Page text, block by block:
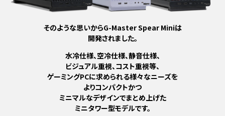
そのような思いからG-Master Spear Miniは
開発されました。
水冷仕様、空冷仕様、静音仕様、
ビジュアル重視、コスト重視等、
ゲーミングPCに求められる様々なニーズを
よりコンパクトかつ
ミニマルなデザインでまとめ上げた
ミニタワー型モデルです。